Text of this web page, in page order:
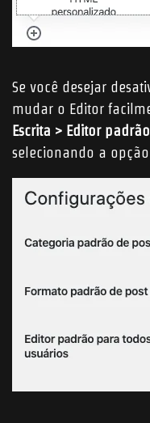
Se você desejar
mudar o Editor
Escrita > Editor
selecionando a opção